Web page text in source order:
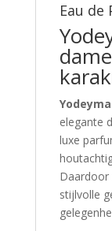
Eau de
elegante
luxe
Daardoor
stijlvolle